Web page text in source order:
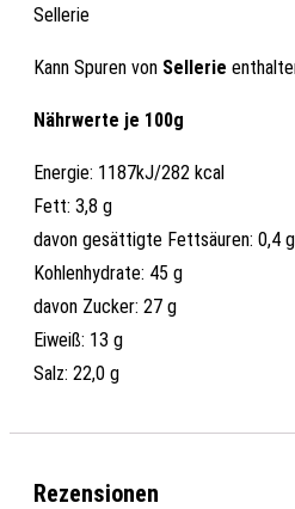
Sellerie
Kann Spuren von Sellerie
Nährwerte je 100g
Energie: 1187kJ/282 kcal
Fett: 3,8 g
davon gesättigte Fettsäuren: 0,4 g
Kohlenhydrate: 45 g
davon Zucker: 27 g
Eiweiß: 13 g
Salz: 22,0 g
Rezensionen